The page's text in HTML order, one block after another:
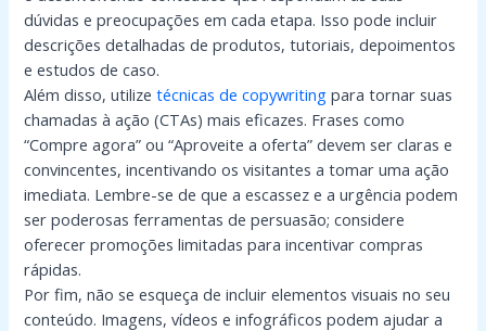
dúvidas e preocupações em cada etapa. Isso pode incluir
descrições detalhadas de produtos, tutoriais, depoimentos
e estudos de caso.
Além disso, utilizetécnicas de copywriting para tornar suas
chamadas à ação (CTAs) mais eficazes. Frases como
“Compre agora” ou “Aproveite a oferta” devem ser claras e
convincentes, incentivando os visitantes a tomar uma ação
imediata. Lembre-se de que a escassez e a urgência podem
ser poderosas ferramentas de persuasão; considere
oferecer promoções limitadas para incentivar compras
rápidas.
Por fim, não se esqueça de incluir elementos visuais no seu
conteúdo. Imagens, vídeos e infográficos podem ajudar a